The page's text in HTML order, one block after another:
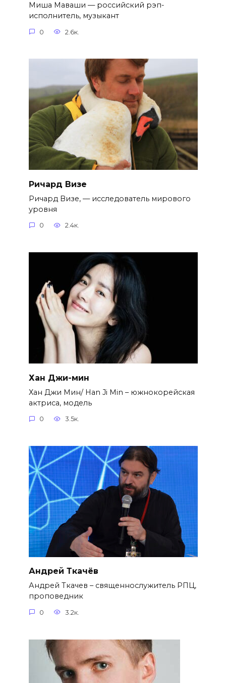
Миша Маваши — российский рэп-
исполнитель, музыкант
0 2.6к.
Ричард Визе
Ричард Визе, — исследователь мирового
уровня
0 2.4к.
Хан Джи-мин
Хан Джи Мин/ Han Ji Min – южнокорейская
актриса, модель
0 3.5к.
Андрей Ткачёв
Андрей Ткачев – священнослужитель РПЦ,
проповедник
0 3.2к.